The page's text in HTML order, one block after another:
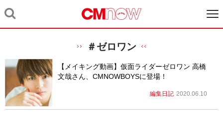
＃ゼロワン
【メイキング動画】仮面ライダーゼロワン 高橋
文哉さん、CMNOWBOYSに登場！
編集日記 2020.06.10